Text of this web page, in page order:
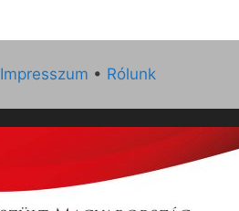
Impresszum • Rólunk